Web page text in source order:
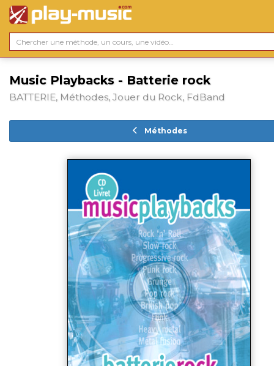
Music Playbacks - Batterie rock
BATTERIE, Méthodes, Jouer du Rock, FdBand
Méthodes